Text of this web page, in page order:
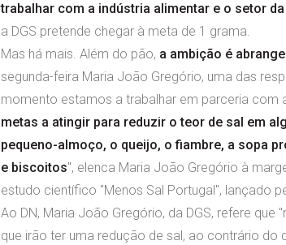
trabalhar com a indústria alimentar e o setor
a DGS pretende chegar à meta de 1 grama.
Mas há mais. Além do pão, a ambição é
segunda-feira Maria João Gregório, uma das
momento estamos a trabalhar em parceria com
metas a atingir para reduzir o teor de sal em
pequeno-almoço, o queijo, o fiambre, a sopa
e biscoitos", elenca Maria João Gregório à
estudo científico "Menos Sal Portugal", lançado
Ao DN, Maria João Gregório, da DGS, refere
que irão ter uma redução de sal, ao contrário